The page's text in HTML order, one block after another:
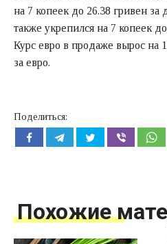
на 7 копеек до 26.38 гривен за
также укрепился на 7 копеек
Курс евро в продаже вырос на
за евро.
Поделиться:
Похожие